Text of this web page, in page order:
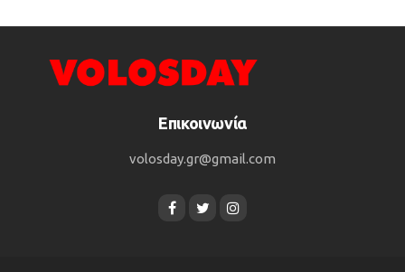
Επικοινωνία
volosday.gr@gmail.com